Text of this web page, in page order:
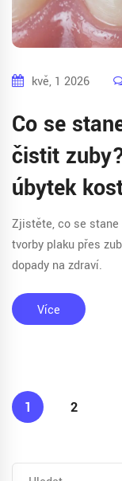
kvě, 1 2026
Co se
čistit
úbytek
Zjistěte, co se
tvorby plaku přes
dopady na zdraví.
Více
1 2